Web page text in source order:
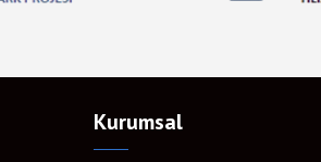
Kurumsal